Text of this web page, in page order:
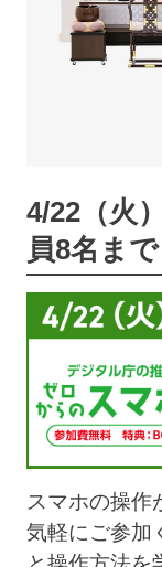
4/22（火
員8名まで
スマホの操作
気軽にご参加